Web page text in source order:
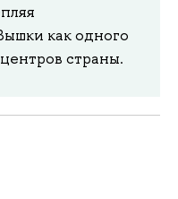
как одного
страны.